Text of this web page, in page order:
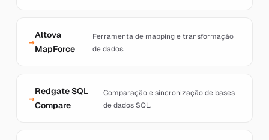
Altova
MapForce
Ferramenta de mapping e transformação
de dados.
Redgate SQL
Compare
Comparação e sincronização de bases
de dados SQL.